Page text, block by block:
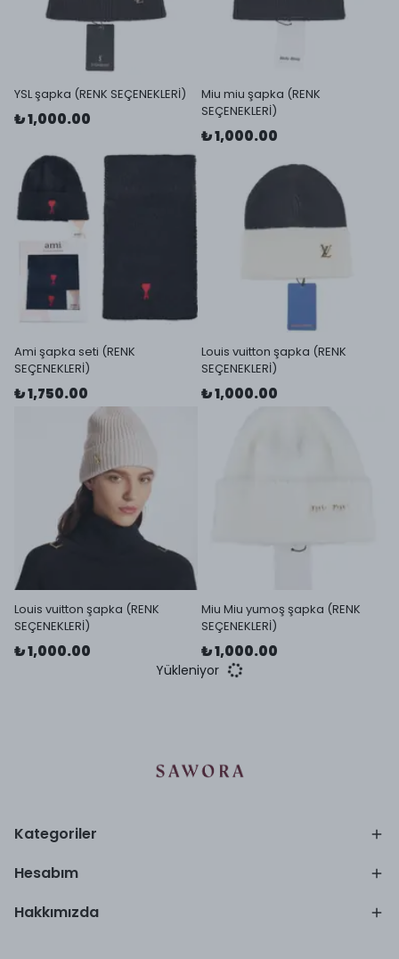
YSL şapka (RENK SEÇENEKLERİ)
₺ 1,000.00
Miu miu şapka (RENK
SEÇENEKLERİ)
₺ 1,000.00
Ami şapka seti (RENK
SEÇENEKLERİ)
₺ 1,750.00
Louis vuitton şapka (RENK
SEÇENEKLERİ)
₺ 1,000.00
Louis vuitton şapka (RENK
SEÇENEKLERİ)
₺ 1,000.00
Miu Miu yumoş şapka (RENK
SEÇENEKLERİ)
₺ 1,000.00
Yükleniyor
Kategoriler
Hesabım
Hakkımızda